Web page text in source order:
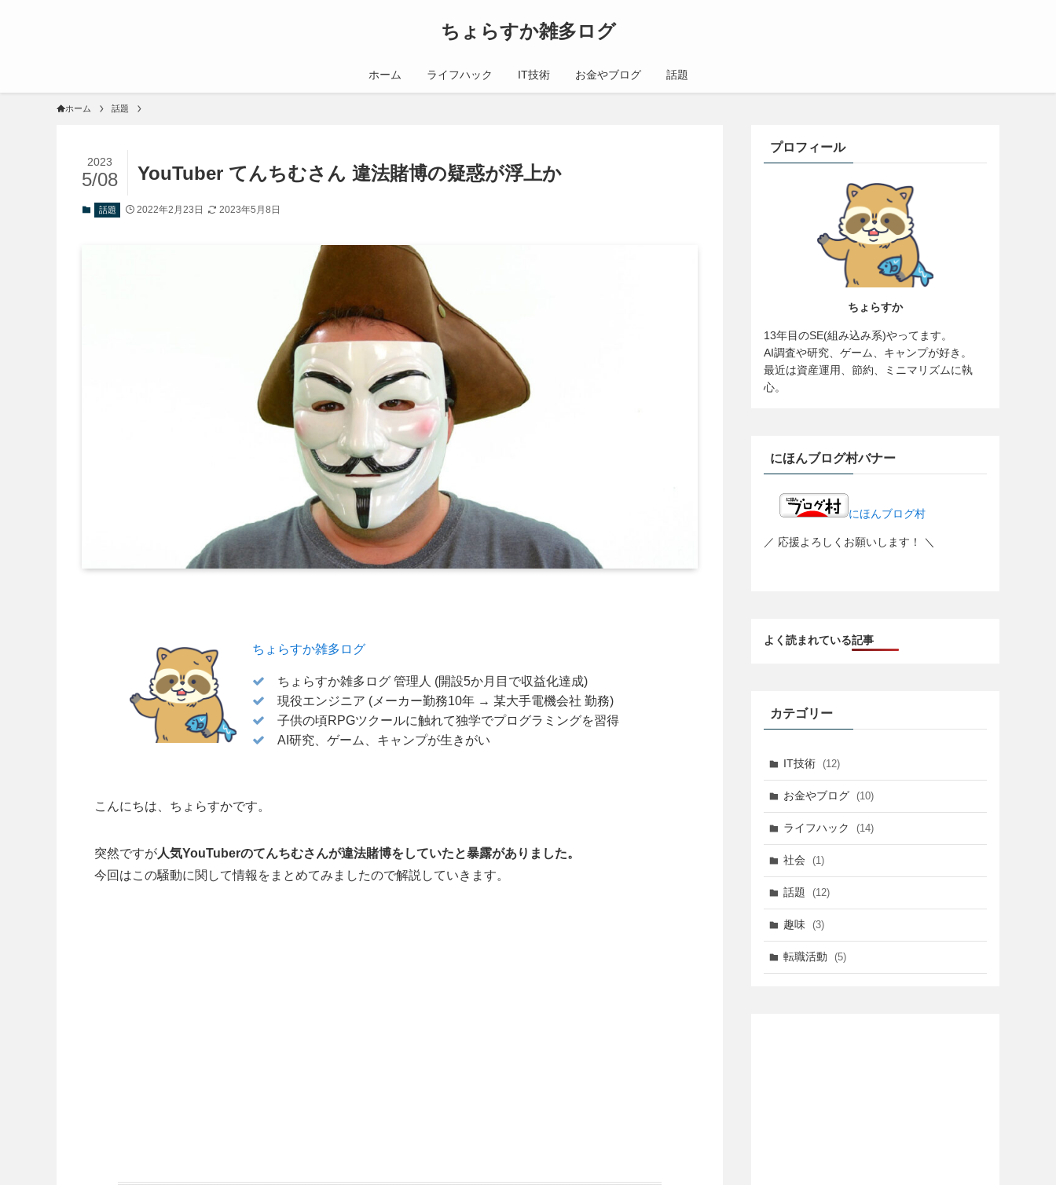
ちょらすか雑多ログ
ホーム ライフハック IT技術 お金やブログ 話題
ホーム 話題
YouTuber てんちむさん 違法賭博の疑惑が浮上か
2023
5/08
話題 2022年2月23日 2023年5月8日
ちょらすか雑多ログ
ちょらすか雑多ログ 管理人 (開設5か月目で収益化達成)
現役エンジニア (メーカー勤務10年 → 某大手電機会社 勤務)
子供の頃RPGツクールに触れて独学でプログラミングを習得
AI研究、ゲーム、キャンプが生きがい
こんにちは、ちょらすかです。
突然ですが人気YouTuberのてんちむさんが違法賭博をしていたと暴露がありました。
今回はこの騒動に関して情報をまとめてみましたので解説していきます。
プロフィール
ちょらすか
13年目のSE(組み込み系)やってます。
AI調査や研究、ゲーム、キャンプが好き。
最近は資産運用、節約、ミニマリズムに執
心。
にほんブログ村バナー
にほんブログ村
／ 応援よろしくお願いします！ ＼
よく読まれている記事
カテゴリー
IT技術 (12)
お金やブログ (10)
ライフハック (14)
社会 (1)
話題 (12)
趣味 (3)
転職活動 (5)